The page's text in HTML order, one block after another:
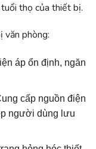
thọ của thiết bị.
văn phòng:
áp ổn định, ngăn
cấp nguồn điện
người dùng lưu